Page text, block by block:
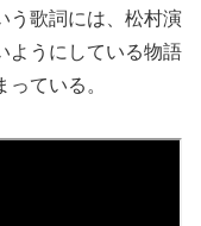
う歌詞には、松村演
ようにしている物語
ている。